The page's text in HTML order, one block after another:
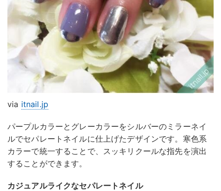
via itnail.jp
パープルカラーとグレーカラーをシルバーのミラーネイ
ルでセパレートネイルに仕上げたデザインです。寒色系
カラーで統一することで、スッキリクールな指先を演出
することができます。
カジュアルライクなセパレートネイル